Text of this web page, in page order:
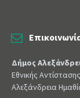
Δήμος
Εθνικής
Αλεξάνδρεια